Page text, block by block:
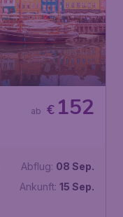
€ 152
ab
Abflug: 08 Sep.
Ankunft: 15 Sep.